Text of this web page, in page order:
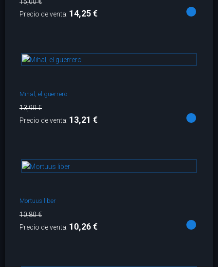
Precio de venta: 14,25 €
Mihal, el guerrero
13,90 €
Precio de venta: 13,21 €
Mortuus liber
10,80 €
Precio de venta: 10,26 €